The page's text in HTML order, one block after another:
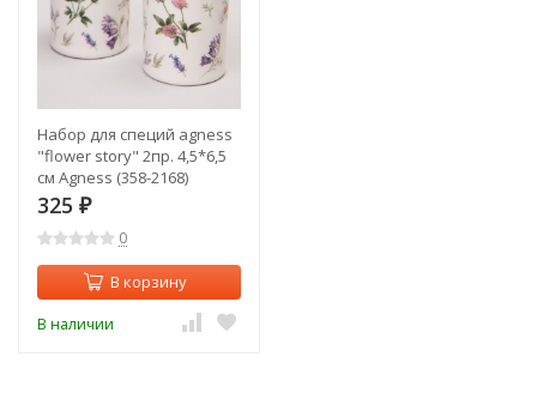
Набор для специй agness
"flower story" 2пр. 4,5*6,5
см Agness (358-2168)
325 ₽
0
В корзину
В наличии